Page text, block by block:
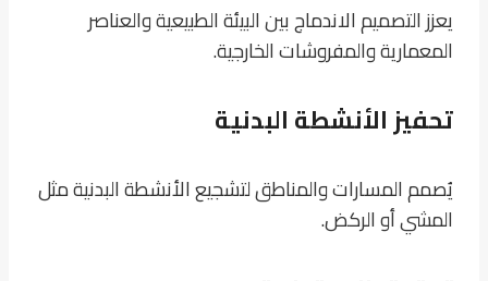
يعزز التصميم الاندماج بين البيئة الطبيعية والعناصر
المعمارية والمفروشات الخارجية.
تحفيز الأنشطة البدنية
يُصمم المسارات والمناطق لتشجيع الأنشطة البدنية مثل
المشي أو الركض.